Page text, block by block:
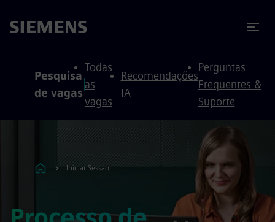
Pesquisa
de vagas
Todas
as
vagas
Recomendações
IA
Perguntas
Frequentes &
Suporte
Iniciar Sessão